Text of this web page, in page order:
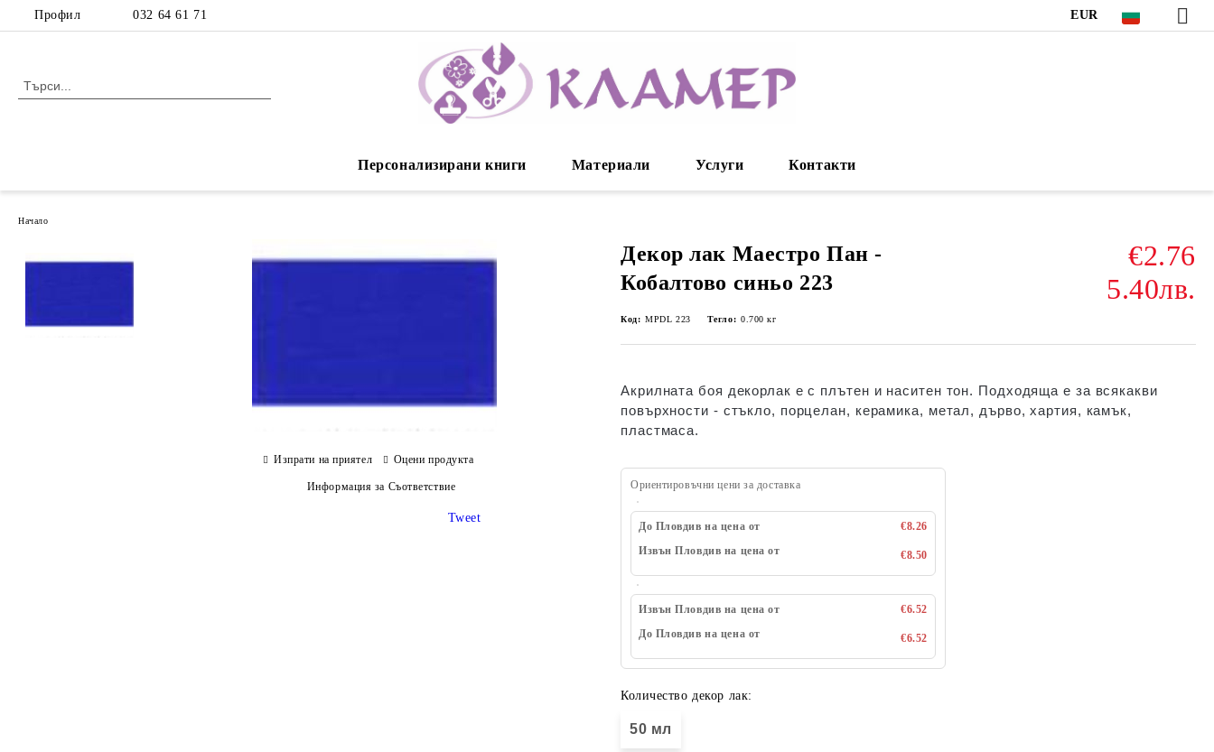
Профил 032 64 61 71 EUR
Персонализирани книги Материали Услуги Контакти
Начало
Декор лак Маестро Пан -
Кобалтово синьо 223
€2.76
5.40лв.
Код: MPDL 223 Тегло: 0.700 кг
Акрилната боя декорлак е с плътен и наситен тон. Подходяща е за всякакви
повърхности - стъкло, порцелан, керамика, метал, дърво, хартия, камък,
пластмаса.
Ориентировъчни цени за доставка
До Пловдив на цена от
€8.26
Извън Пловдив на цена от
€8.50
Извън Пловдив на цена от
€6.52
До Пловдив на цена от
€6.52
Количество декор лак:
50 мл
Изпрати на приятел Оцени продукта
Информация за Съответствие
Tweet